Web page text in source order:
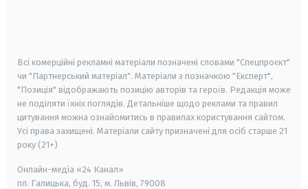
Всі комерційні рекламні матеріали позначені словами "Спецпроєкт"
чи "Партнерський матеріал". Матеріали з позначкою "Експерт",
"Позиція" відображають позицію авторів та героїв. Редакція може
не поділяти їхніх поглядів. Детальніше щодо реклами та правил
цитування можна ознайомитись в правилах користування сайтом.
Усі права захищені. Матеріали сайту призначені для осіб старше 21
року (21+)
Онлайн-медіа «24 Канал»
пл. Галицька, буд. 15, м. Львів, 79008